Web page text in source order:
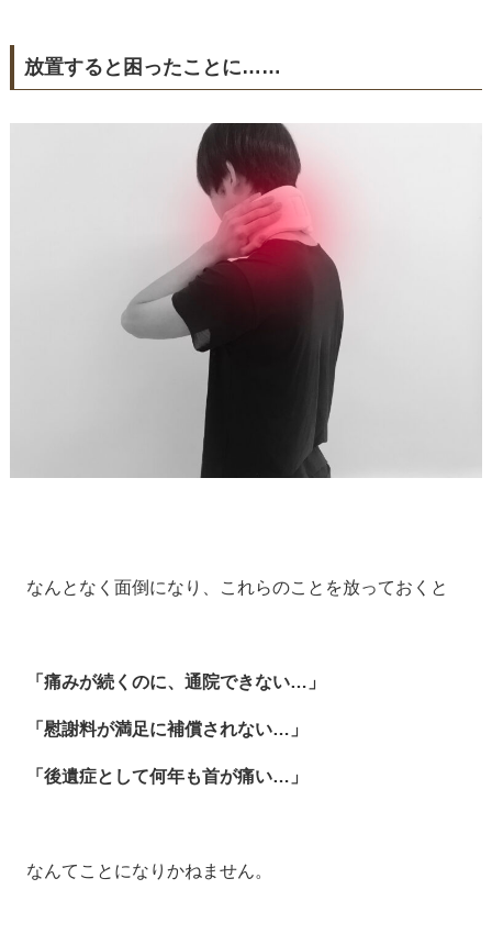
放置すると困ったことに……
なんとなく面倒になり、これらのことを放っておくと
「痛みが続くのに、通院できない…」
「慰謝料が満足に補償されない…」
「後遺症として何年も首が痛い…」
なんてことになりかねません。